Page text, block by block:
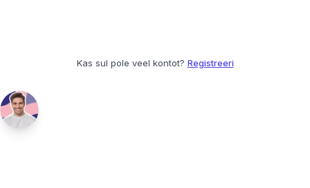
Kas sul pole veel kontot? Registreeri